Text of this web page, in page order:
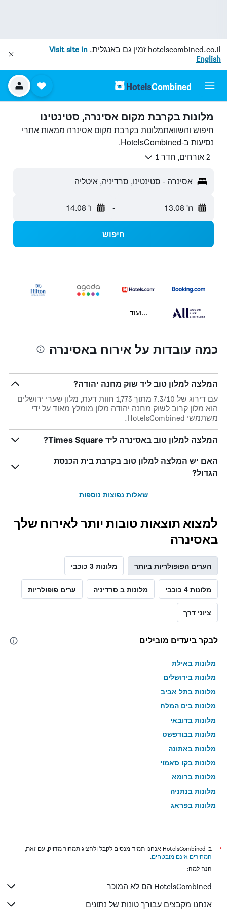
hotelscombined.co.il זמין גם באנגלית. Visit site in
English
מלונות בקרבת מקום אסינרה, סטינטינו
חיפוש והשוואתמלונות בקרבת מקום אסינרה ממאות אתרי
נסיעות ב-HotelsCombined.
2 אורחים, חדר 1
אסינרה - סטינטינו, סרדיניה, איטליה
ה' 13.08 - ו' 14.08
חיפוש
...ועוד
כמה עובדות על אירוח באסינרה
המלצה למלון טוב ליד שוק מחנה יהודה?
עם דירוג של 7.3/10 מתוך 1,773 חוות דעת, מלון שערי ירושלים
הוא מלון קרוב לשוק מחנה יהודה מלון מומלץ מאוד על ידי
משתמשי HotelsCombined.
המלצה למלון טוב באסינרה ליד Times Square?
האם יש המלצה למלון טוב בקרבת בית הכנסת
הגדול?
שאלות נפוצות נוספות
למצוא תוצאות טובות יותר לאירוח שלך
באסינרה
הערים הפופולריות ביותר מלונות 3 כוכבי
מלונות 4 כוכבי מלונות ב סרדיניה ערים פופולריות
ציוני דרך
לבקר ביעדים מובילים
מלונות באילת
מלונות בירושלים
מלונות בתל אביב
מלונות בים המלח
מלונות בדובאי
מלונות בבודפשט
מלונות באתונה
מלונות בקו סאמוי
מלונות ברומא
מלונות בנתניה
מלונות בפראג
מלונות בניו יורק
מלונות בבנגקוק
מלונות בבוקרשט
מלונות בפאפוס
*
ב-HotelsCombined אנחנו תמיד מנסים לקבל ולהציג תמחור מדויק, עם זאת,
המחירים אינם מובטחים.
הנה למה:
HotelsCombined הם לא המוכר
אנחנו מקבצים עבורך טונות של נתונים